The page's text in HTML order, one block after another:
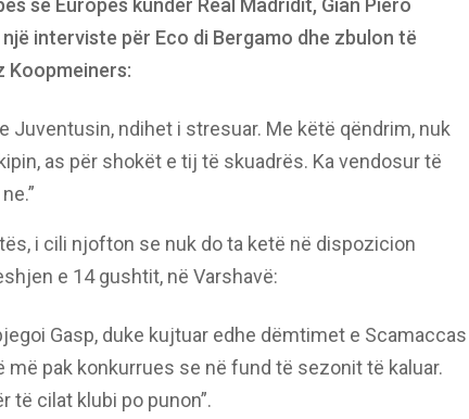
së Europës kundër Real Madridit, Gian Piero
interviste për Eco di Bergamo dhe zbulon të
Koopmeiners:
Juventusin, ndihet i stresuar. Me këtë qëndrim, nuk
as për shokët e tij të skuadrës. Ka vendosur të
i cili njofton se nuk do ta ketë në dispozicion
e 14 gushtit, në Varshavë:
Gasp, duke kujtuar edhe dëmtimet e Scamaccas
pak konkurrues se në fund të sezonit të kaluar.
të cilat klubi po punon”.